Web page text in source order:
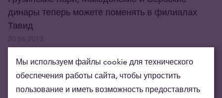
динары теперь можете поменять в филиалах
Тавид
NB! Время работы во время праздников
Мы используем файлы cookie для технического
обеспечения работы сайта, чтобы упростить
пользование и иметь возможность предоставлять